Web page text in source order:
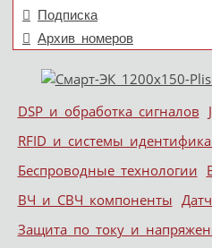
Подписка
Архив номеров
Меню
Skip to content
DSP и обработка сигналов
RFID и системы
Беспроводные технологии
ВЧ и СВЧ компоненты
Защита по току и